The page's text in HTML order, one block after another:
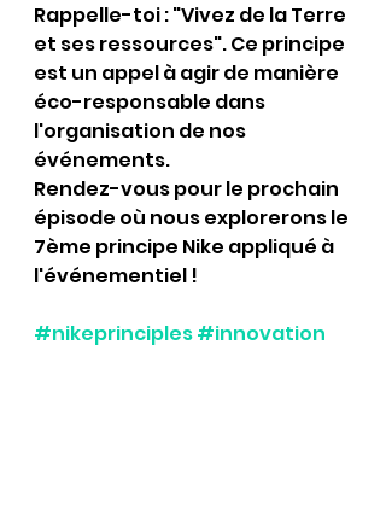
Rappelle-toi : "Vivez de la Terre
et ses ressources". Ce principe
est un appel à agir de manière
éco-responsable dans
l'organisation de nos
événements.
Rendez-vous pour le prochain
épisode où nous explorerons le
7ème principe Nike appliqué à
l'événementiel !
#nikeprinciples#innovation